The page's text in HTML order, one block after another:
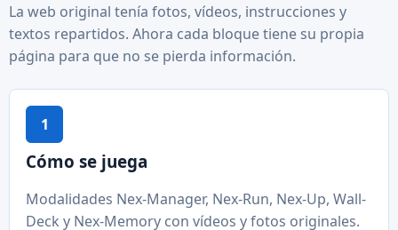
La web original tenía fotos, vídeos, instrucciones y
textos repartidos. Ahora cada bloque tiene su propia
página para que no se pierda información.
1
Cómo se juega
Modalidades Nex-Manager, Nex-Run, Nex-Up, Wall-
Deck y Nex-Memory con vídeos y fotos originales.